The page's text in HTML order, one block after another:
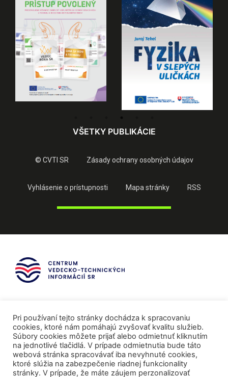
VŠETKY PUBLIKÁCIE
© CVTI SR Zásady ochrany osobných údajov
Vyhlásenie o prístupnosti Mapa stránky RSS
Pri používaní tejto stránky dochádza k spracovaniu
cookies, ktoré nám pomáhajú zvyšovať kvalitu služieb.
Súbory cookies môžete prijať alebo odmietnuť kliknutím
na jednotlivé tlačidlá. V prípade odmietnutia bude táto
webová stránka spracovávať iba nevyhnuté cookies,
ktoré slúžia na zabezpečenie riadnej funkcionality
stránky. V prípade, že máte záujem perzonalizovať